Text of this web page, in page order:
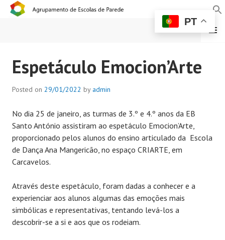
AGRUPAMENTO DE
ESCOLAS DE PAREDE
MENU
Espetáculo Emocion’Arte
Posted on 29/01/2022 by admin
No dia 25 de janeiro, as turmas de 3.º e 4.º anos da EB
Santo António assistiram ao espetáculo Emocion’Arte,
proporcionado pelos alunos do ensino articulado da Escola
de Dança Ana Mangericão, no espaço CRIARTE, em
Carcavelos.
Através deste espetáculo, foram dadas a conhecer e a
experienciar aos alunos algumas das emoções mais
simbólicas e representativas, tentando levá-los a
descobrir-se a si e aos que os rodeiam.
PT